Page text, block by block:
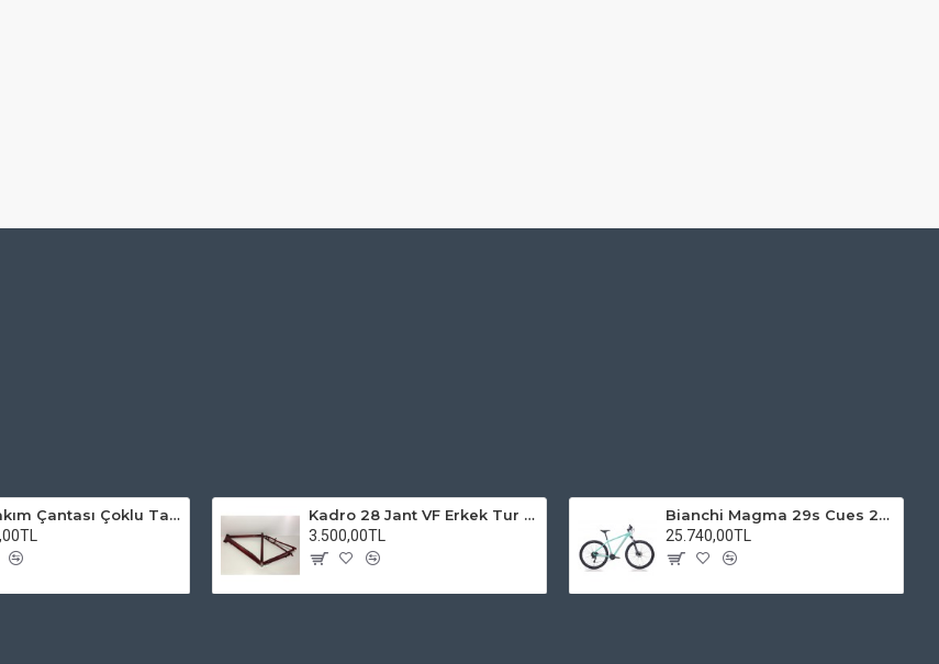
Pro Takım Çantası Çoklu Tamir Seti
Kadro 28 Jant VF Erkek Tur Şehir Bisiklet Uyumlu
3.500,00TL
Bianchi Magma 29s Cues 2x9s Dağ Bisikleti
25.740,00TL